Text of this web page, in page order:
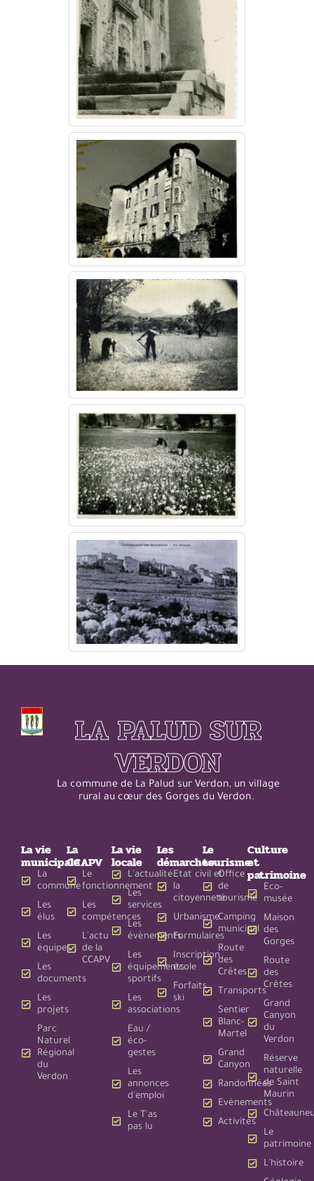
LA PALUD SUR
VERDON
La commune de La Palud sur Verdon, un village
rural au cœur des Gorges du Verdon.
La vie
municipale
La
commune
Les
élus
Les
équipes
Les
documents
Les
projets
Parc
Naturel
Régional
du
Verdon
La
CCAPV
Le
fonctionnement
Les
compétences
L'actu
de la
CCAPV
La vie
locale
L'actualité
Les
services
Les
évènements
Les
équipements
sportifs
Les
associations
Eau /
éco-
gestes
Les
annonces
d'emploi
Le T'as
pas lu
Les
démarches
Etat civil et
la
citoyenneté
Urbanisme
Formulaires
Inscription
école
Forfaits
ski
Le
tourisme
Office
de
tourisme
Camping
municipal
Route
des
Crêtes
Transports
Sentier
Blanc-
Martel
Grand
Canyon
Randonnées
Evènements
Activités
Culture
et
patrimoine
Eco-
musée
Maison
des
Gorges
Route
des
Crêtes
Grand
Canyon
du
Verdon
Réserve
naturelle
de Saint
Maurin
Le
patrimoine
L'histoire